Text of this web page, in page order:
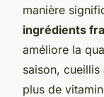
manière
ingrédients
améliore la
saison,
plus de